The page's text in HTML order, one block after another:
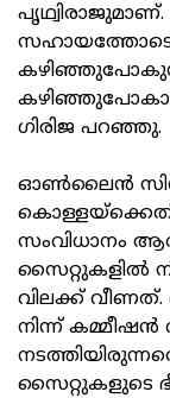
പൃഥ്വിരാജുമാണ്.
സഹായത്തോടെ
ഗിരിജ പറഞ്ഞു.
ഓൺലൈൻ
സംവിധാനം
സൈറ്റുകളിൽ
വിലക്ക്
നിന്ന്
സൈറ്റുകളുടെ